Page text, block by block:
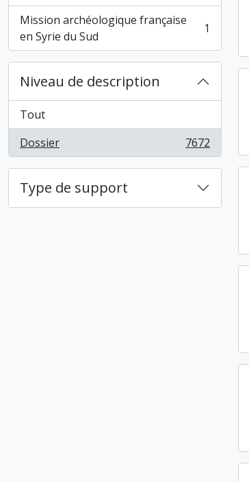
Mission archéologique française
en Syrie du Sud
, 1 résultats 1
Niveau de description
Tout
Dossier
, 7672 résultats 7672
Type de support